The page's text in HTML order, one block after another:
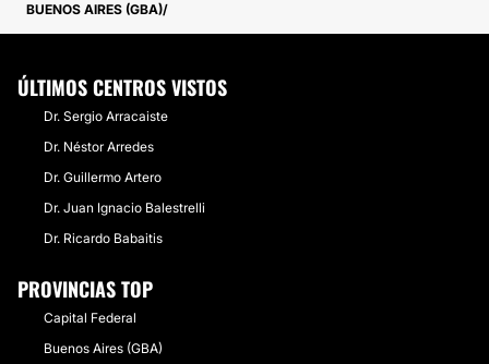
BUENOS AIRES (GBA)
ÚLTIMOS CENTROS VISTOS
Dr. Sergio Arracaiste
Dr. Néstor Arredes
Dr. Guillermo Artero
Dr. Juan Ignacio Balestrelli
Dr. Ricardo Babaitis
PROVINCIAS TOP
Capital Federal
Buenos Aires (GBA)